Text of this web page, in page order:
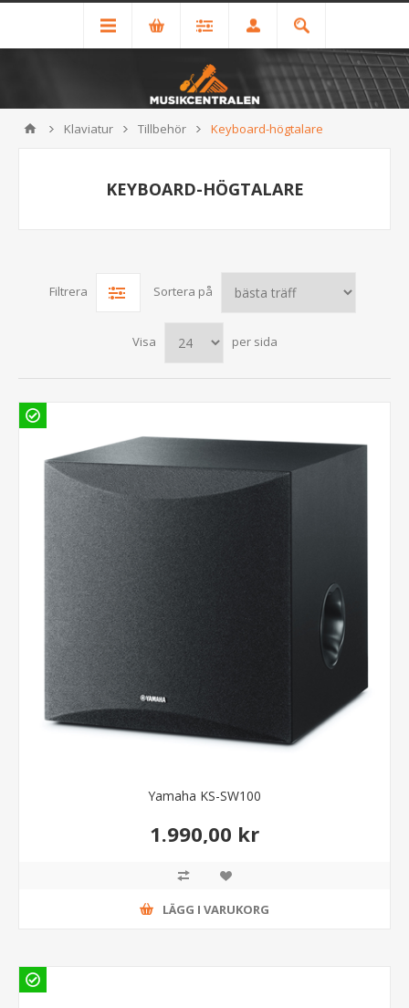
Klaviatur Tillbehör Keyboard-högtalare
KEYBOARD-HÖGTALARE
Filtrera Sortera på
Visa per sida
Yamaha KS-SW100
1.990,00 kr
LÄGG I VARUKORG